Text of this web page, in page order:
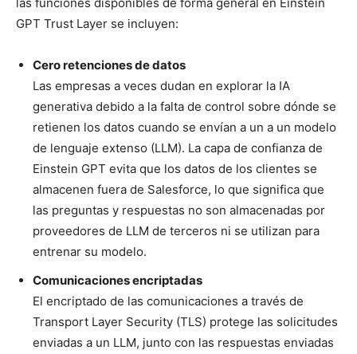
GPT Trust Layer se incluyen:
Cero retenciones de datos
Las empresas a veces dudan en explorar la IA
generativa debido a la falta de control sobre dónde se
retienen los datos cuando se envían a un a un modelo
de lenguaje extenso (LLM). La capa de confianza de
Einstein GPT evita que los datos de los clientes se
almacenen fuera de Salesforce, lo que significa que
las preguntas y respuestas no son almacenadas por
proveedores de LLM de terceros ni se utilizan para
entrenar su modelo.
Comunicaciones encriptadas
El encriptado de las comunicaciones a través de
Transport Layer Security (TLS) protege las solicitudes
enviadas a un LLM, junto con las respuestas enviadas